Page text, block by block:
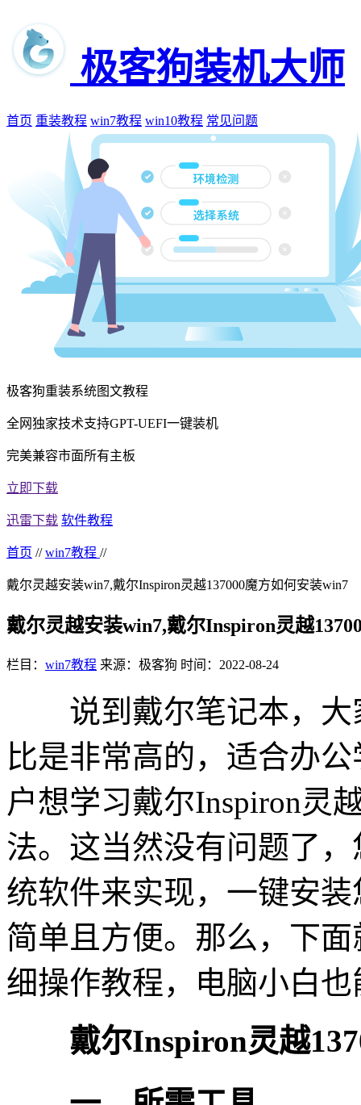
极客狗装机大师
首页 重装教程 win7教程 win10教程 常见问题
极客狗重装系统图文教程
全网独家技术支持GPT-UEFI一键装机
完美兼容市面所有主板
立即下载
迅雷下载 软件教程
首页 // win7教程 //
戴尔灵越安装win7,戴尔Inspiron灵越137000魔方如何安装win7
戴尔灵越安装win7,戴尔Inspiron灵越
栏目： win7教程 来源：极客狗 时间：2022-08-24
说到戴尔笔记本，大
比是非常高的，适合办
户想学习戴尔Inspiron灵
法。这当然没有问题了
统软件来实现，一键安
简单且方便。那么，下
细操作教程，电脑小白
戴尔Inspiron灵越